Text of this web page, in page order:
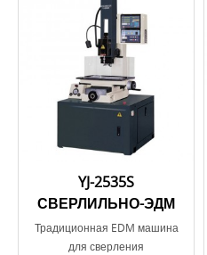
YJ-2535S
СВЕРЛИЛЬНО-ЭДМ
Традиционная EDM машина
для сверления